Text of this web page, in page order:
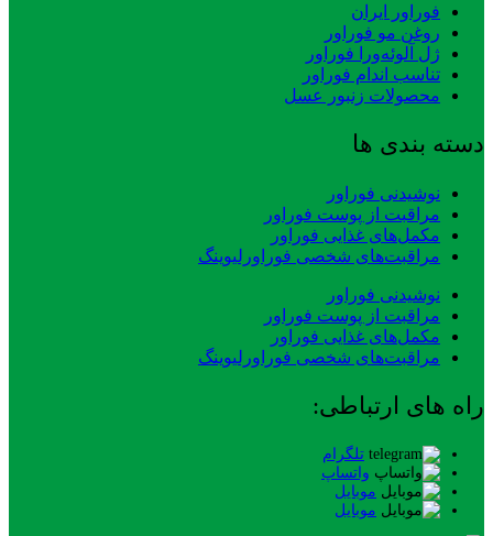
فوراور ایران
روغن مو فوراور
ژل آلوئه‌ورا فوراور
تناسب اندام فوراور
محصولات زنبور عسل
دسته بندی ها
نوشیدنی فوراور
مراقبت از پوست فوراور
مکمل‌های غذایی فوراور
مراقبت‌های شخصی فوراورلیوینگ
نوشیدنی فوراور
مراقبت از پوست فوراور
مکمل‌های غذایی فوراور
مراقبت‌های شخصی فوراورلیوینگ
راه های ارتباطی:
تلگرام
واتساپ
موبایل
موبایل